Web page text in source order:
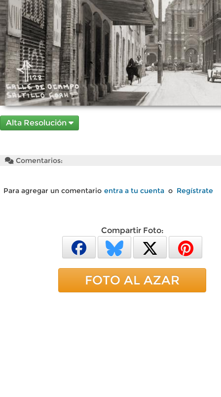
Alta Resolución
Comentarios:
Para agregar un comentario entra a tu cuenta o Regístrate
Compartir Foto:
FOTO AL AZAR